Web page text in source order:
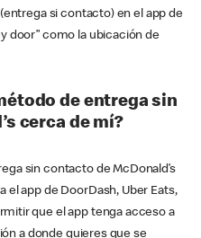
si contacto) en el app de
door” como la ubicación de
de entrega sin
cerca de mí?
sin contacto de McDonald’s
app de DoorDash, Uber Eats,
que el app tenga acceso a
a donde quieres que se